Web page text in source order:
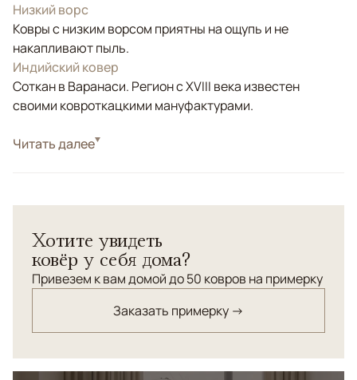
Низкий ворс
Ковры с низким ворсом приятны на ощупь и не
накапливают пыль.
Индийский ковер
Соткан в Варанаси. Регион с XVIII века известен
своими ковроткацкими мануфактурами.
СтильСовременные
Читать далее
Хотите увидеть
ковёр у себя дома?
Привезем к вам домой до 50 ковров на примерку
Заказать примерку →